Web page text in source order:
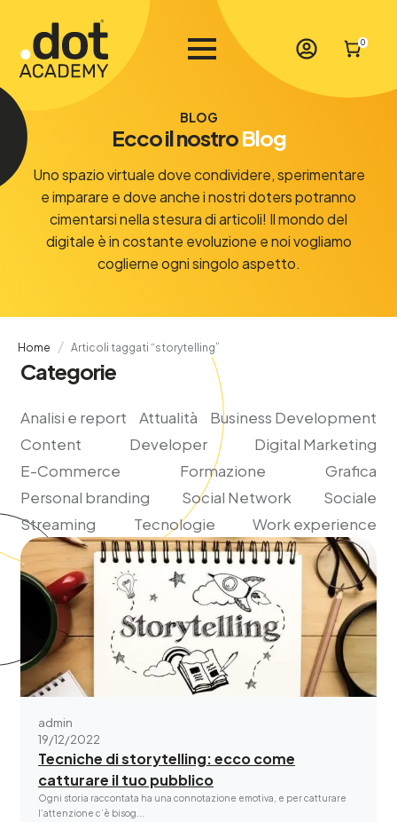
0
BLOG
Ecco il nostroBlog
Uno spazio virtuale dove condividere, sperimentare
e imparare e dove anche i nostri doters potranno
cimentarsi nella stesura di articoli! Il mondo del
digitale è in costante evoluzione e noi vogliamo
coglierne ogni singolo aspetto.
Home Articoli taggati “storytelling”
Categorie
Analisi e report Attualità
Business Development
Content
Developer
Digital Marketing
E-Commerce
Formazione
Grafica
Personal branding
Social Network
Sociale
Streaming
Tecnologie Work experience
admin
19/12/2022
Tecniche di storytelling: ecco come
catturare il tuo pubblico
Ogni storia raccontata ha una connotazione emotiva, e per catturare
l’attenzione c’è bisog...